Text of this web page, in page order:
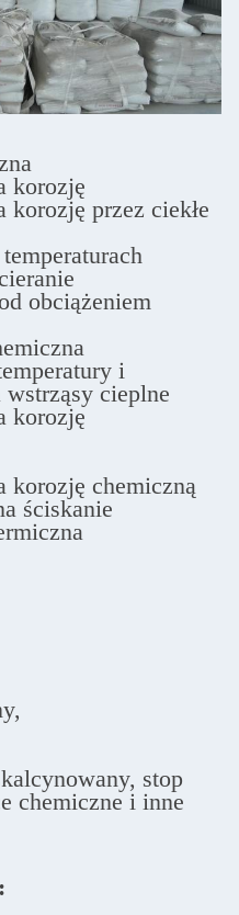
korozję
korozję przez ciekłe
obciążeniem
i
wstrząsy cieplne
korozję
korozję chemiczną
ściskanie
stop
chemiczne i inne